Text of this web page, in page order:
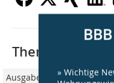
» Wichtige
Thematisch
Ausgabe 06/2025